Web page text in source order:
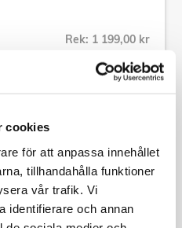
cookies
för att anpassa innehållet
tillhandahålla funktioner
vår trafik. Vi
identifierare och annan
Rek: 1 199,00 kr